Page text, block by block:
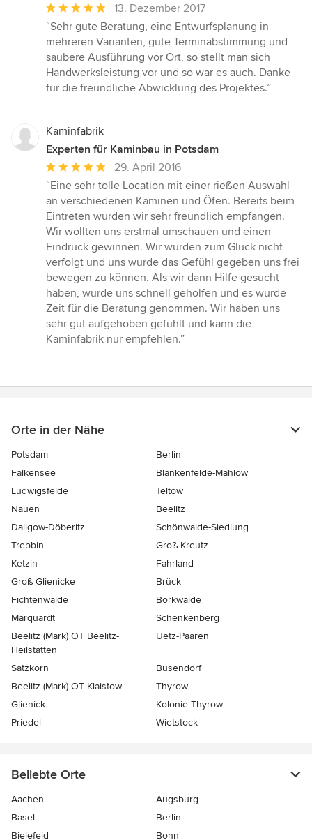
Durchschnittliche
Bewertung:
5
von
5
Sternen
13. Dezember 2017
“Sehr gute Beratung, eine Entwurfsplanung in
mehreren Varianten, gute Terminabstimmung und
saubere Ausführung vor Ort, so stellt man sich
Handwerksleistung vor und so war es auch. Danke
für die freundliche Abwicklung des Projektes.”
Kaminfabrik
Experten für Kaminbau in Potsdam
Durchschnittliche
Bewertung:
5
von
5
Sternen
29. April 2016
“Eine sehr tolle Location mit einer rießen Auswahl
an verschiedenen Kaminen und Öfen. Bereits beim
Eintreten wurden wir sehr freundlich empfangen.
Wir wollten uns erstmal umschauen und einen
Eindruck gewinnen. Wir wurden zum Glück nicht
verfolgt und uns wurde das Gefühl gegeben uns frei
bewegen zu können. Als wir dann Hilfe gesucht
haben, wurde uns schnell geholfen und es wurde
Zeit für die Beratung genommen. Wir haben uns
sehr gut aufgehoben gefühlt und kann die
Kaminfabrik nur empfehlen.”
Orte in der Nähe
Potsdam
Berlin
Falkensee
Blankenfelde-Mahlow
Ludwigsfelde
Teltow
Nauen
Beelitz
Dallgow-Döberitz
Schönwalde-Siedlung
Trebbin
Groß Kreutz
Ketzin
Fahrland
Groß Glienicke
Brück
Fichtenwalde
Borkwalde
Marquardt
Schenkenberg
Beelitz (Mark) OT Beelitz-
Heilstätten
Uetz-Paaren
Satzkorn
Busendorf
Beelitz (Mark) OT Klaistow
Thyrow
Glienick
Kolonie Thyrow
Priedel
Wietstock
Beliebte Orte
Aachen
Augsburg
Basel
Berlin
Bielefeld
Bonn